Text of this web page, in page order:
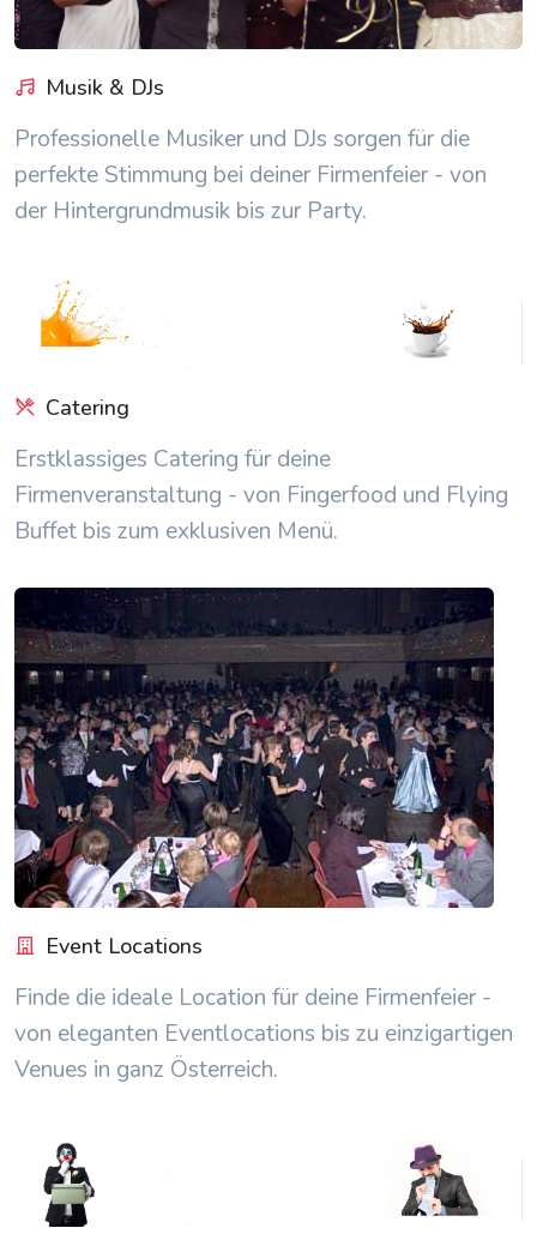
Musik & DJs
Professionelle Musiker und DJs sorgen für die
perfekte Stimmung bei deiner Firmenfeier - von
der Hintergrundmusik bis zur Party.
Catering
Erstklassiges Catering für deine
Firmenveranstaltung - von Fingerfood und Flying
Buffet bis zum exklusiven Menü.
Event Locations
Finde die ideale Location für deine Firmenfeier -
von eleganten Eventlocations bis zu einzigartigen
Venues in ganz Österreich.